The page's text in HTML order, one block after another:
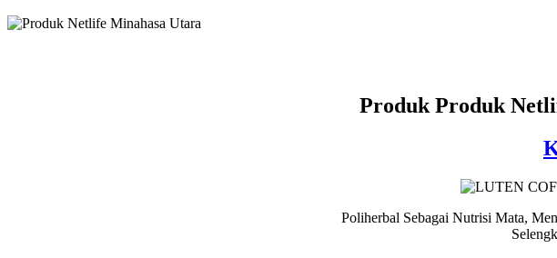
Produk Produk
Poliherbal Sebagai Nutrisi Mata,